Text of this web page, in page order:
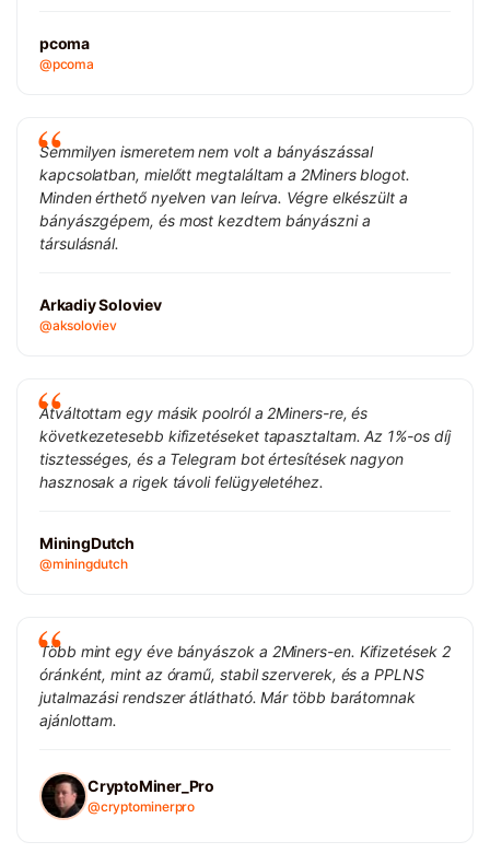
pcoma
@pcoma
Semmilyen ismeretem nem volt a bányászással
kapcsolatban, mielőtt megtaláltam a 2Miners blogot.
Minden érthető nyelven van leírva. Végre elkészült a
bányászgépem, és most kezdtem bányászni a
társulásnál.
Arkadiy Soloviev
@aksoloviev
Átváltottam egy másik poolról a 2Miners-re, és
következetesebb kifizetéseket tapasztaltam. Az 1%-os díj
tisztességes, és a Telegram bot értesítések nagyon
hasznosak a rigek távoli felügyeletéhez.
MiningDutch
@miningdutch
Több mint egy éve bányászok a 2Miners-en. Kifizetések 2
óránként, mint az óramű, stabil szerverek, és a PPLNS
jutalmazási rendszer átlátható. Már több barátomnak
ajánlottam.
CryptoMiner_Pro
@cryptominerpro